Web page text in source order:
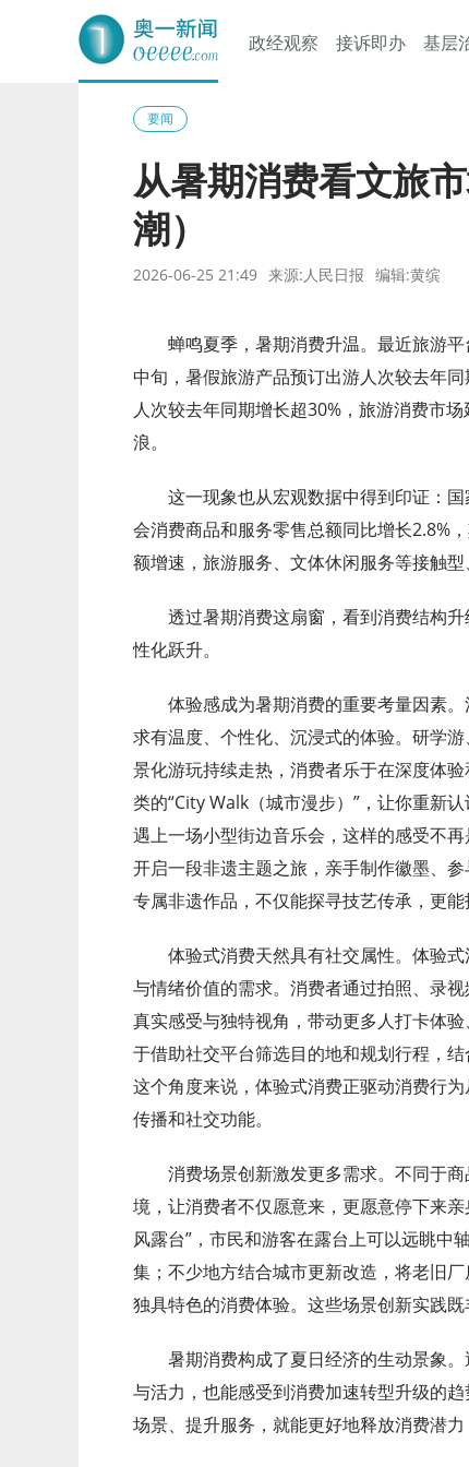
奥一网
政经观察 接诉即办 基层
要闻
从暑期消费看文旅
潮）
2026-06-25 21:49 来源:人民日报 编辑:黄缤
蝉鸣夏季，暑期消费升温。最近旅游平
中旬，暑假旅游产品预订出游人次较去年
人次较去年同期增长超30%，旅游消费市
浪。
这一现象也从宏观数据中得到印证：国
会消费商品和服务零售总额同比增长2.8%
额增速，旅游服务、文体休闲服务等接触型
透过暑期消费这扇窗，看到消费结构升
性化跃升。
体验感成为暑期消费的重要考量因素。
求有温度、个性化、沉浸式的体验。研学
景化游玩持续走热，消费者乐于在深度体
类的“City Walk（城市漫步）”，让你重新
遇上一场小型街边音乐会，这样的感受不
开启一段非遗主题之旅，亲手制作徽墨、
专属非遗作品，不仅能探寻技艺传承，更能
体验式消费天然具有社交属性。体验式
与情绪价值的需求。消费者通过拍照、录
真实感受与独特视角，带动更多人打卡体
于借助社交平台筛选目的地和规划行程，
这个角度来说，体验式消费正驱动消费行
传播和社交功能。
消费场景创新激发更多需求。不同于商
境，让消费者不仅愿意来，更愿意停下来
风露台”，市民和游客在露台上可以远眺中
集；不少地方结合城市更新改造，将老旧
独具特色的消费体验。这些场景创新实践
暑期消费构成了夏日经济的生动景象。
与活力，也能感受到消费加速转型升级的
场景、提升服务，就能更好地释放消费潜力